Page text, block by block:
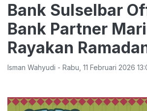
Bank Sulselbar
Bank Partner Mari
Rayakan
Isman Wahyudi - Rabu 11 Februari 2026